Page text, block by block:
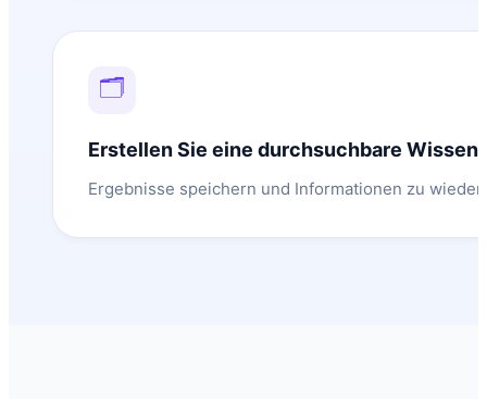
🗂️
Erstellen Sie eine durchsuchbare
Ergebnisse speichern und Informationen zu